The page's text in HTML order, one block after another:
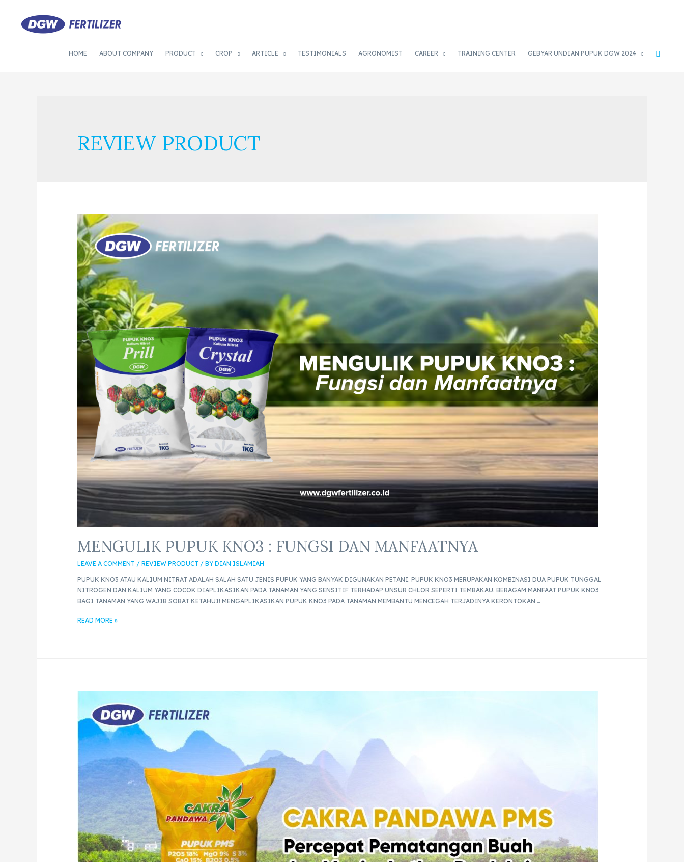
HOME ABOUT COMPANY PRODUCT CROP ARTICLE TESTIMONIALS AGRONOMIST CAREER TRAINING CENTER GEBYAR UNDIAN PUPUK DGW 2024
REVIEW PRODUCT
MENGULIK PUPUK KNO3 : FUNGSI DAN MANFAATNYA
LEAVE A COMMENT /REVIEW PRODUCT / BYDIAN ISLAMIAH
PUPUK KNO3 ATAU KALIUM NITRAT ADALAH SALAH SATU JENIS PUPUK YANG BANYAK DIGUNAKAN PETANI. PUPUK KNO3 MERUPAKAN KOMBINASI DUA PUPUK TUNGGAL
NITROGEN DAN KALIUM YANG COCOK DIAPLIKASIKAN PADA TANAMAN YANG SENSITIF TERHADAP UNSUR CHLOR SEPERTI TEMBAKAU. BERAGAM MANFAAT PUPUK KNO3
BAGI TANAMAN YANG WAJIB SOBAT KETAHUI! MENGAPLIKASIKAN PUPUK KNO3 PADA TANAMAN MEMBANTU MENCEGAH TERJADINYA KERONTOKAN …
READ MORE »